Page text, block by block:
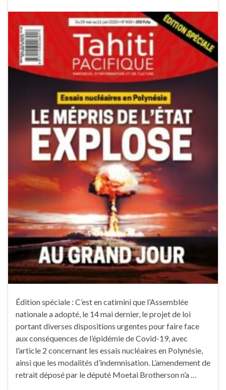
Édition spéciale : C’est en catimini que l’Assemblée
nationale a adopté, le 14 mai dernier, le projet de loi
portant diverses dispositions urgentes pour faire face
aux conséquences de l’épidémie de Covid-19, avec
l’article 2 concernant les essais nucléaires en Polynésie,
ainsi que les modalités d’indemnisation. L’amendement de
retrait déposé par le député Moetai Brotherson n’a …